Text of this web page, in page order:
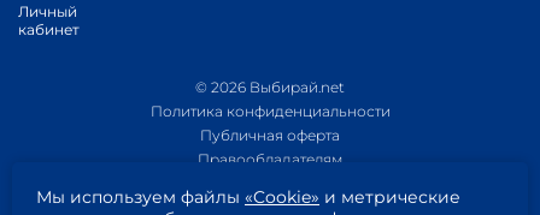
Личный
кабинет
© 2026 Выбирай.net
Политика конфиденциальности
Публичная оферта
Правообладателям
Приложение 1
Мы используем файлы «Cookie» и метрические